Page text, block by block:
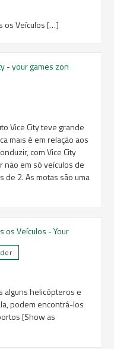
os Veículos […]
- your games zon
Vice City teve grande
mais é em relação aos
com Vice City
não em só veículos de
de 2. As motas são uma
os Veículos - Your
alguns helicópteros e
podem encontrá-los
[Show as